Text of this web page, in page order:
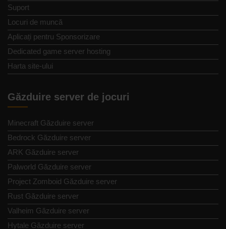
Suport
Locuri de muncă
Aplicați pentru Sponsorizare
Dedicated game server hosting
Harta site-ului
Găzduire server de jocuri
Minecraft Găzduire server
Bedrock Găzduire server
ARK Găzduire server
Palworld Găzduire server
Project Zomboid Găzduire server
Rust Găzduire server
Valheim Găzduire server
Hytale Găzduire server